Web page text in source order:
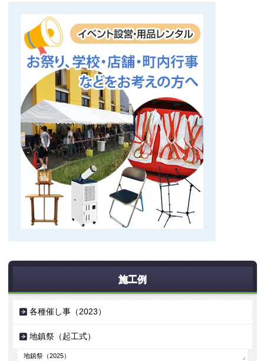
施工例
各種催し事（2023）
地鎮祭（起工式）
地鎮祭（2025）